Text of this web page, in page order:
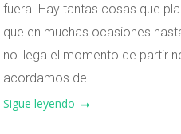
fuera. Hay tantas cosas que
que en muchas ocasiones
no llega el momento de partir
acordamos de...
Sigue leyendo